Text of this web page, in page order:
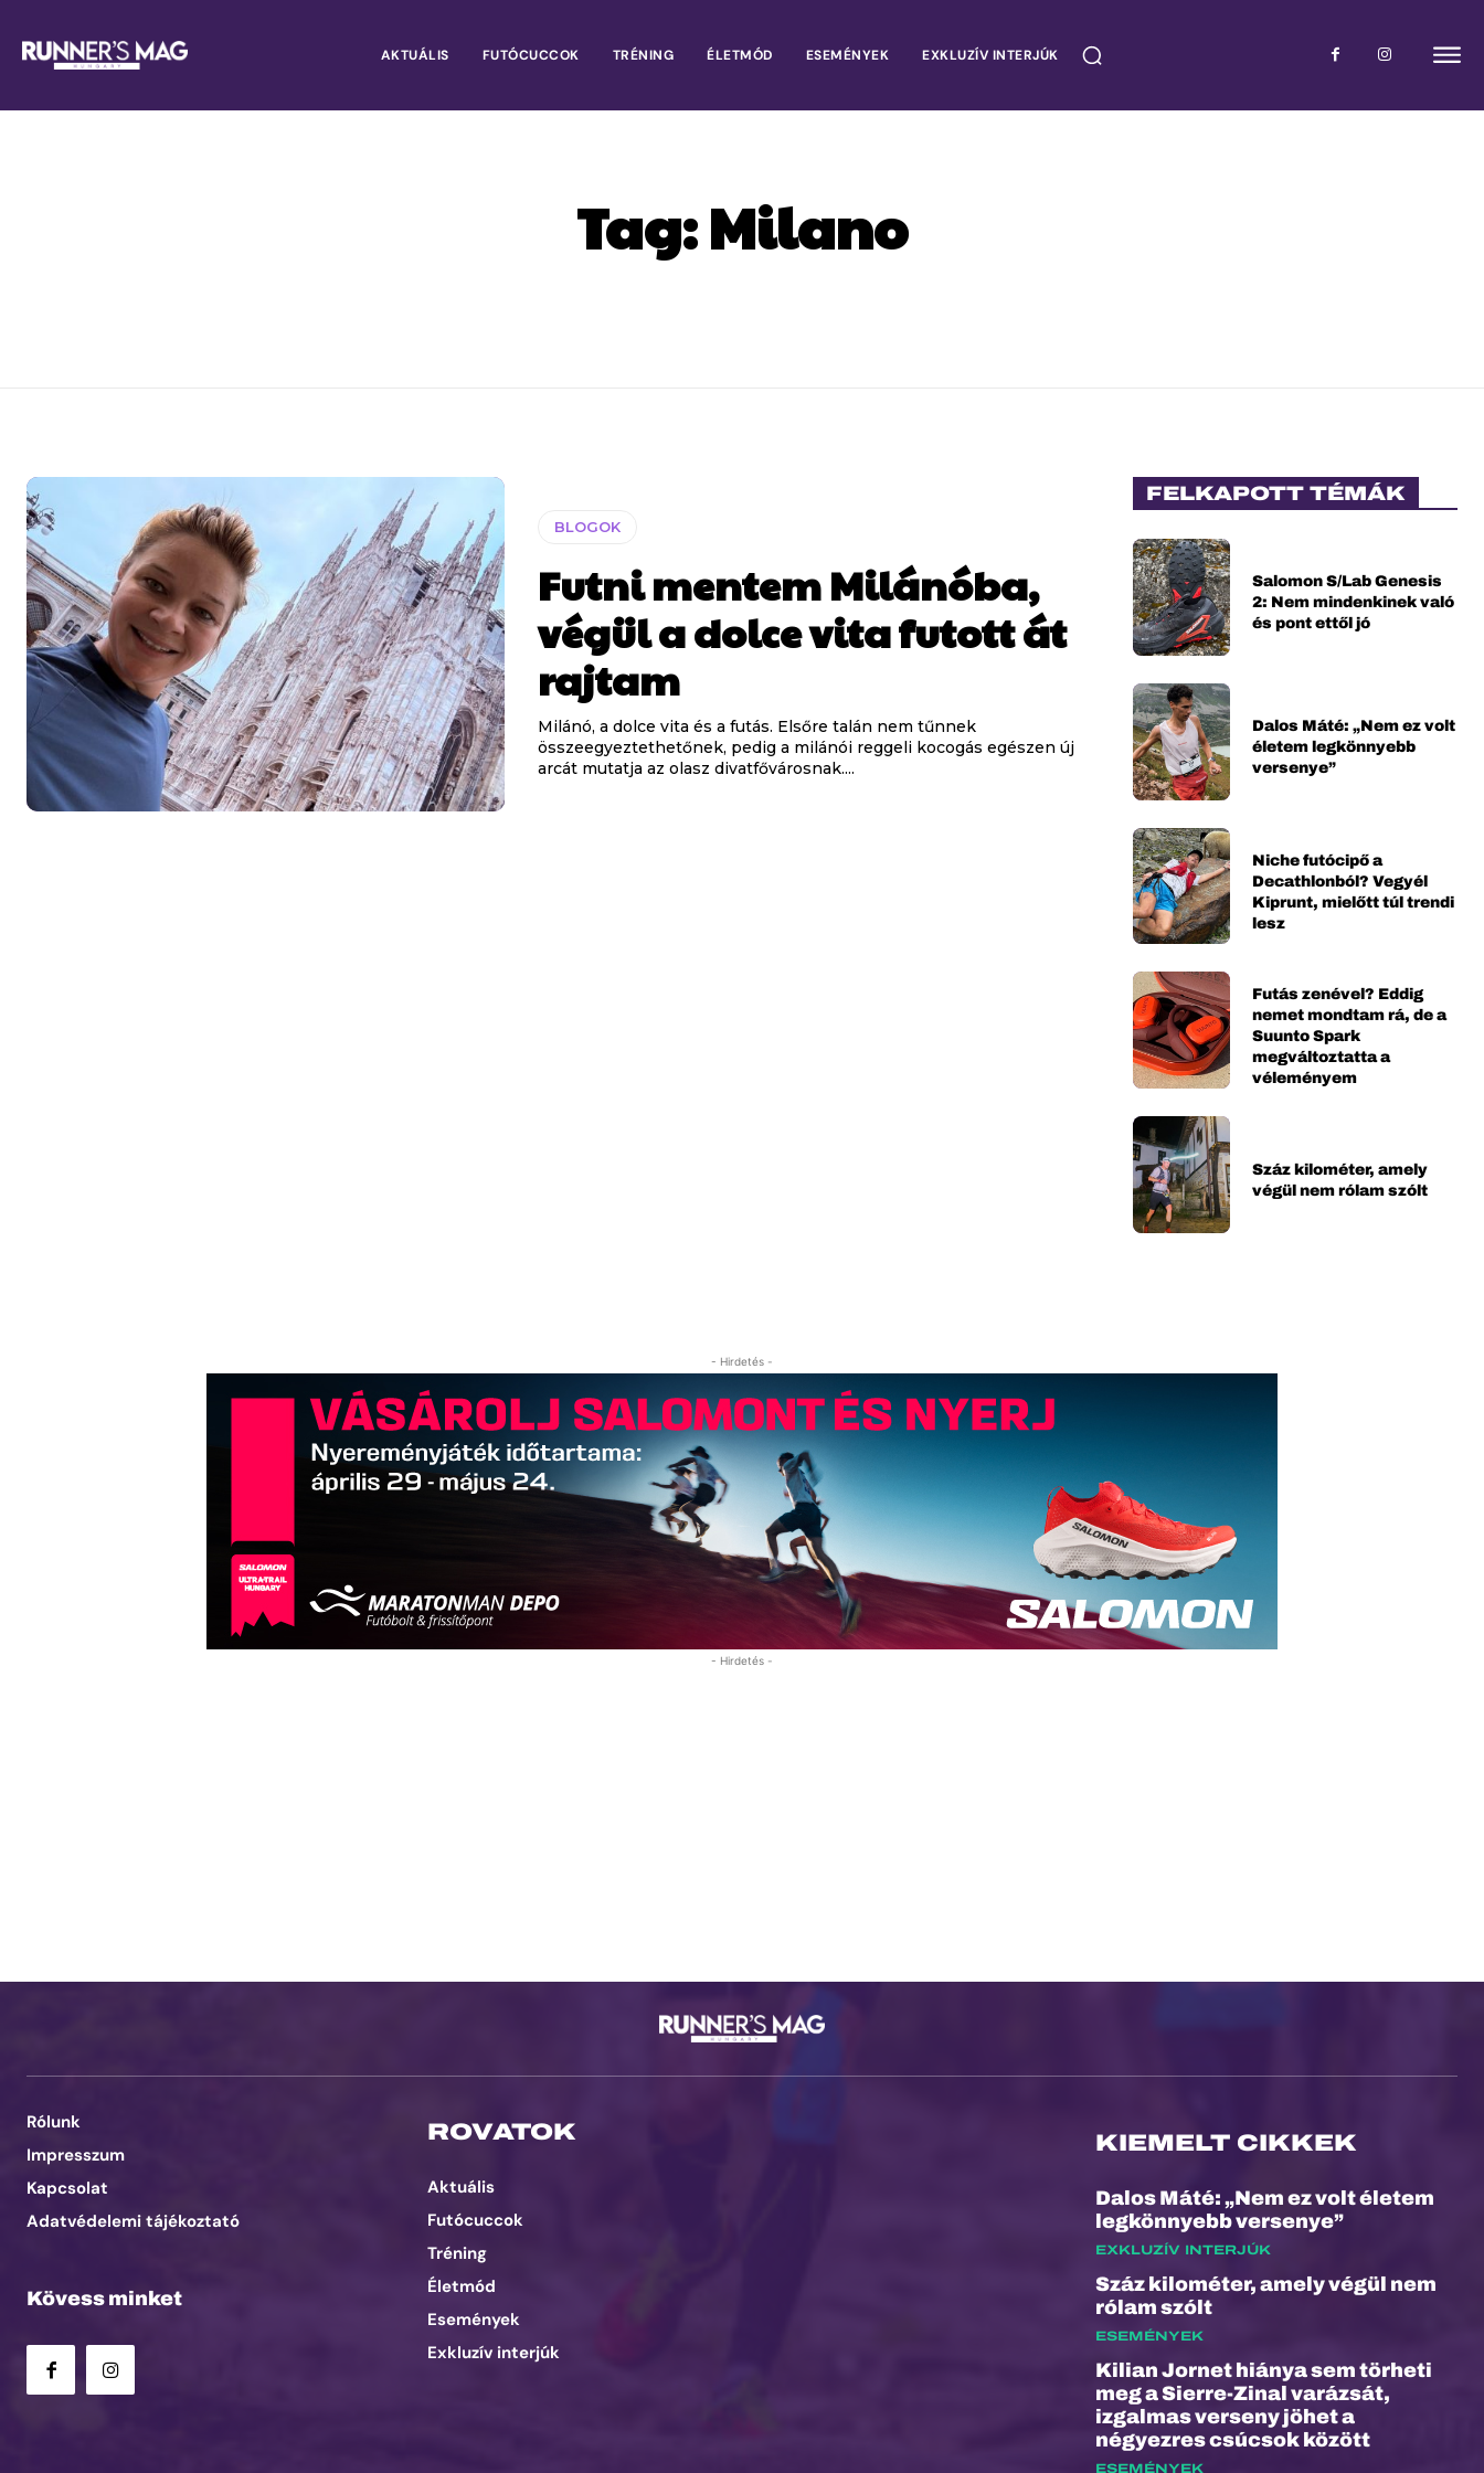
AKTUÁLIS FUTÓCUCCOK TRÉNING ÉLETMÓD ESEMÉNYEK EXKLUZÍV INTERJÚK
Tag:Milano
BLOGOK
Futni mentem Milánóba,
végül a dolce vita futott át
rajtam
Milánó, a dolce vita és a futás. Elsőre talán nem tűnnek
összeegyeztethetőnek, pedig a milánói reggeli kocogás egészen új
arcát mutatja az olasz divatfővárosnak....
FELKAPOTT TÉMÁK
Salomon S/Lab Genesis
2: Nem mindenkinek való
és pont ettől jó
Dalos Máté: „Nem ez volt
életem legkönnyebb
versenye”
Niche futócipő a
Decathlonból? Vegyél
Kiprunt, mielőtt túl trendi
lesz
Futás zenével? Eddig
nemet mondtam rá, de a
Suunto Spark
megváltoztatta a
véleményem
Száz kilométer, amely
végül nem rólam szólt
- Hirdetés -
- Hirdetés -
Rólunk
Impresszum
Kapcsolat
Adatvédelemi tájékoztató
Kövess minket
ROVATOK
Aktuális
Futócuccok
Tréning
Életmód
Események
Exkluzív interjúk
KIEMELT CIKKEK
Dalos Máté: „Nem ez volt életem
legkönnyebb versenye”
EXKLUZÍV INTERJÚK
Száz kilométer, amely végül nem
rólam szólt
ESEMÉNYEK
Kilian Jornet hiánya sem törheti
meg a Sierre-Zinal varázsát,
izgalmas verseny jöhet a
négyezres csúcsok között